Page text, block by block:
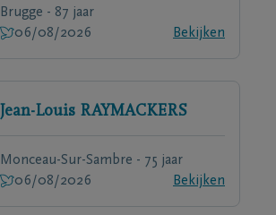
Brugge - 87 jaar
06/08/2026
Bekijken
Jean-Louis RAYMACKERS
Monceau-Sur-Sambre - 75 jaar
06/08/2026
Bekijken